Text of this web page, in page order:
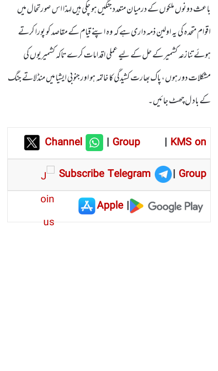
باعث دونوں ملکوں کے درمیان متعدد جنگیں ہو چکی ہیں لہذا اس صورتحال میں
اقوام متحدہ کی یہ اولین ذمہ داری ہے کہ وہ اپنے قیام کے مقاصد کو پورا کرتے
ہوئے تنازعہ کشمیر کے حل کے لیے عملی اقدامات کرے تاکہ کشمیریوں کی
مشکلات دور ہوں، پاک بھارت کشیدگی کا خاتمہ ہو اور جنوبی ایشیا میں منڈلاتے جنگ
کے باد ل چھٹ جائیں۔
Channel |Group | KMS on
Subscribe Telegram
| Group
|
Apple